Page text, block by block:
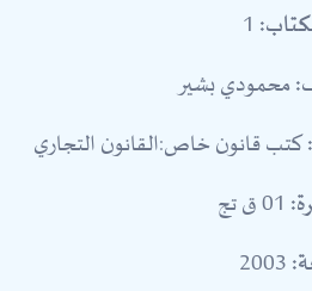
محمودي بشير
كتب قانون خاص:القانون التجاري